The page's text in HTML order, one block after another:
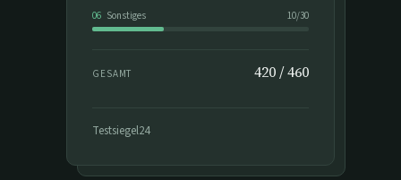
06 Sonstiges 10/30
GESAMT 420/460
Testsiegel24